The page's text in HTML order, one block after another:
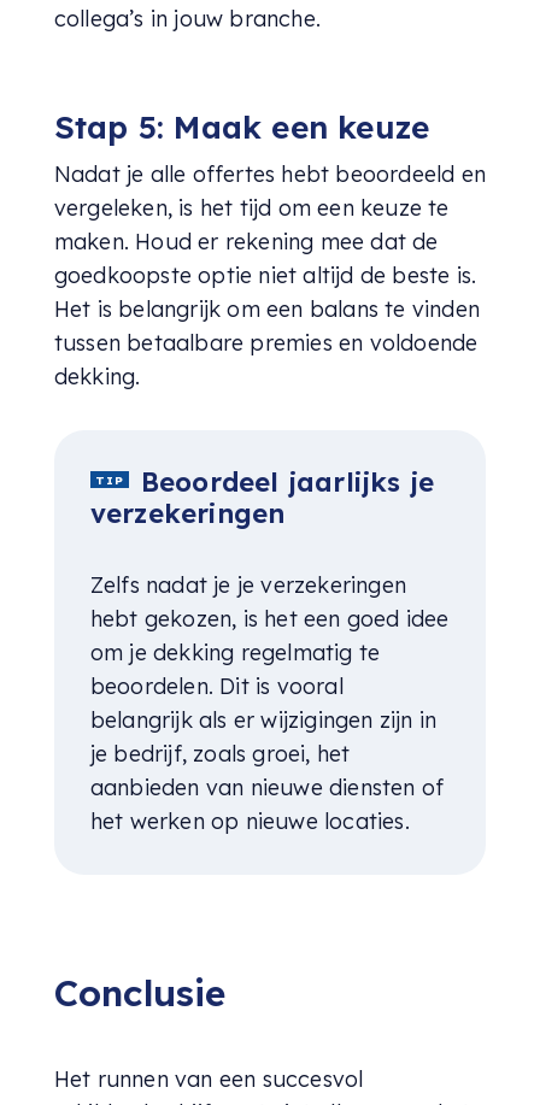
collega’s in jouw branche.
Stap 5: Maak een keuze
Nadat je alle offertes hebt beoordeeld en
vergeleken, is het tijd om een keuze te
maken. Houd er rekening mee dat de
goedkoopste optie niet altijd de beste is.
Het is belangrijk om een balans te vinden
tussen betaalbare premies en voldoende
dekking.
TIP
Beoordeel jaarlijks je
verzekeringen
Zelfs nadat je je verzekeringen
hebt gekozen, is het een goed idee
om je dekking regelmatig te
beoordelen. Dit is vooral
belangrijk als er wijzigingen zijn in
je bedrijf, zoals groei, het
aanbieden van nieuwe diensten of
het werken op nieuwe locaties.
Conclusie
Het runnen van een succesvol